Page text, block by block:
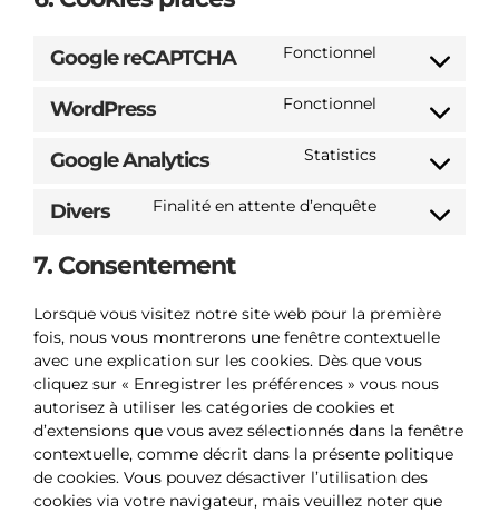
Google reCAPTCHA
Fonctionnel
Consent
service
recaptcha
WordPress
Fonctionnel
Consent
service
Google Analytics
Statistics
Consent
service
Divers
Finalité en attente d’enquête
Consent
7. Consentement
Lorsque vous visitez notre site web pour la première
fois, nous vous montrerons une fenêtre contextuelle
avec une explication sur les cookies. Dès que vous
cliquez sur « Enregistrer les préférences » vous nous
autorisez à utiliser les catégories de cookies et
d’extensions que vous avez sélectionnés dans la fenêtre
contextuelle, comme décrit dans la présente politique
de cookies. Vous pouvez désactiver l’utilisation des
cookies via votre navigateur, mais veuillez noter que